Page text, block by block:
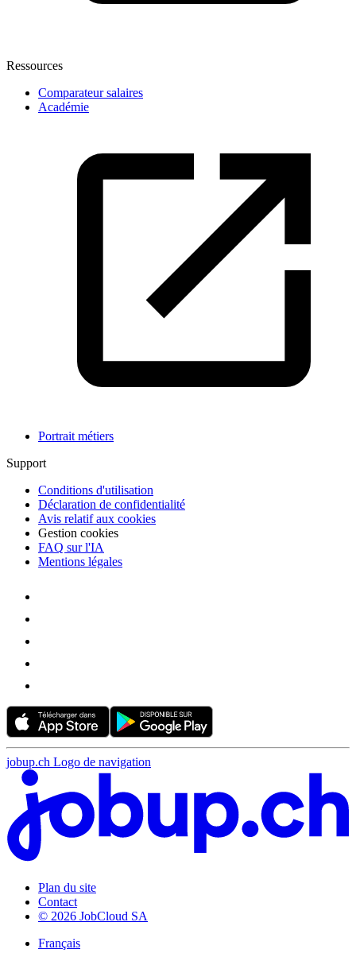
Ressources
Comparateur salaires
Académie
Portrait métiers
Support
Conditions d'utilisation
Déclaration de confidentialité
Avis relatif aux cookies
Gestion cookies
FAQ sur l'IA
Mentions légales
jobup.ch Logo de navigation
Plan du site
Contact
© 2026 JobCloud SA
Français